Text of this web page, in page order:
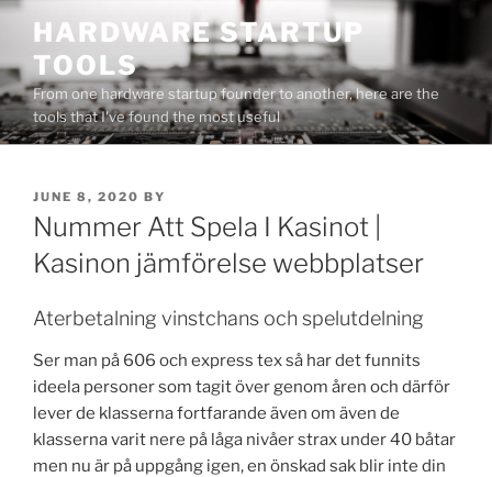
Skip
content
HARDWARE STARTUP
TOOLS
From one hardware startup founder to another, here are the
tools that I've found the most useful
POSTED
ON
JUNE 8, 2020 BY
Nummer Att Spela I Kasinot |
Kasinon jämförelse webbplatser
Aterbetalning vinstchans och spelutdelning
Ser man på 606 och express tex så har det funnits
ideela personer som tagit över genom åren och därför
lever de klasserna fortfarande även om även de
klasserna varit nere på låga nivåer strax under 40 båtar
men nu är på uppgång igen, en önskad sak blir inte din